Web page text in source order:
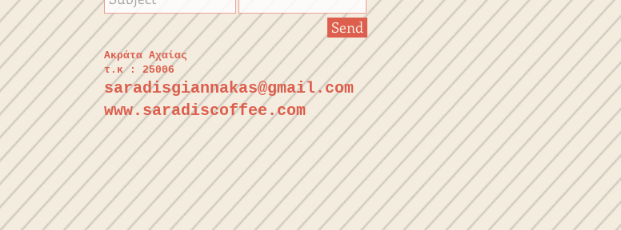
Aκράτα Αχαίας
τ.κ : 25006
saradisgiannakas@gmail.com
www.saradiscoffee.com
Send